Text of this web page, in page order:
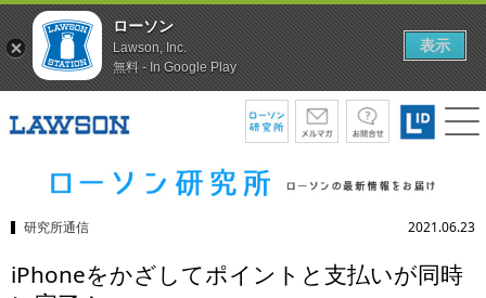
研究所通信 2021.06.23
iPhoneをかざしてポイントと支払いが同時
ローソン
Lawson, Inc.
無料 - In Google Play
表示